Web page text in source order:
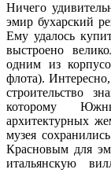
Ничего
эмир бухарский
Ему удалось
выстроено
одним из
флота). Интересно,
строительство
которому
архитектурных
музея
Красновым для
итальянскую